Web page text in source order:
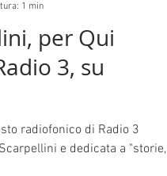
per Qui
3, su
radiofonico di Radio 3
e dedicata a "storie,
1 min